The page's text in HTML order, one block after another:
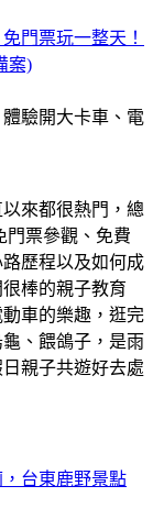
門票玩一整天！
案)
來都很熱門，總
門票參觀、免費
歷程以及如何成
棒的親子教育
車的樂趣，逛完
、餵鴿子，是雨
親子共遊好去處
，台東鹿野景點